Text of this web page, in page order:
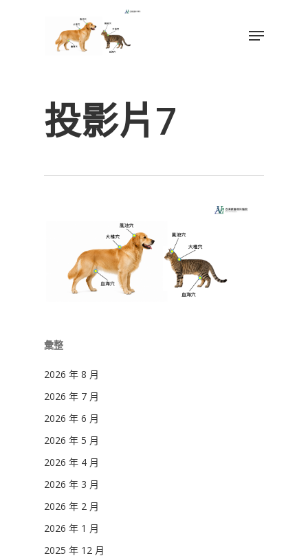
Menu
投影片7
彙整
2026 年 8 月
2026 年 7 月
2026 年 6 月
2026 年 5 月
2026 年 4 月
2026 年 3 月
2026 年 2 月
2026 年 1 月
2025 年 12 月